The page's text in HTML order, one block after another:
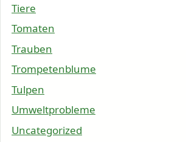
Tiere
Tomaten
Trauben
Trompetenblume
Tulpen
Umweltprobleme
Uncategorized